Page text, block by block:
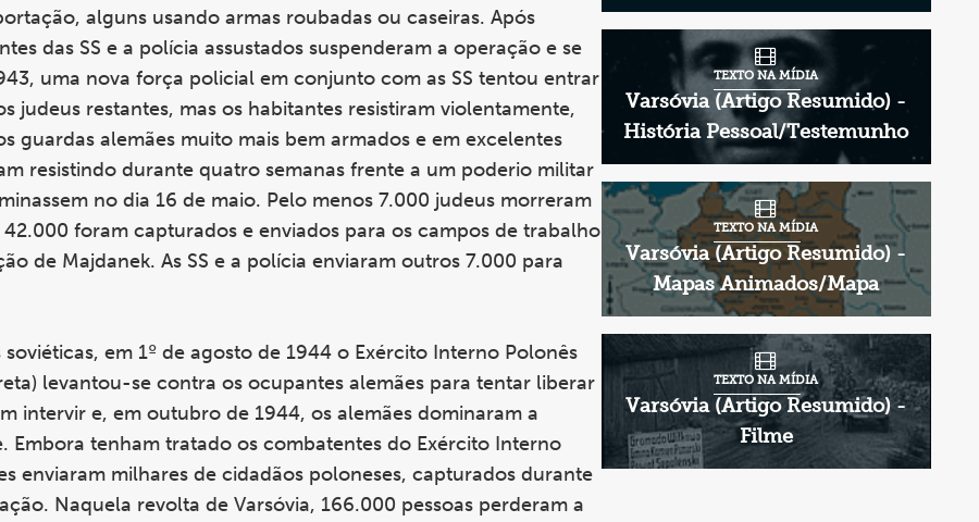
alguns usando armas roubadas ou caseiras. Após
das SS e a polícia assustados suspenderam a operação e se
uma nova força policial em conjunto com as SS tentou entrar
judeus restantes, mas os habitantes resistiram violentamente,
guardas alemães muito mais bem armados e em excelentes
resistindo durante quatro semanas frente a um poderio militar
no dia 16 de maio. Pelo menos 7.000 judeus morreram
foram capturados e enviados para os campos de trabalho
de Majdanek. As SS e a polícia enviaram outros 7.000 para
em 1º de agosto de 1944 o Exército Interno Polonês
levantou-se contra os ocupantes alemães para tentar liberar
intervir e, em outubro de 1944, os alemães dominaram a
Embora tenham tratado os combatentes do Exército Interno
enviaram milhares de cidadãos poloneses, capturados durante
Naquela revolta de Varsóvia, 166.000 pessoas perderam a
Varsóvia (Artigo Resumido) -
História Pessoal/Testemunho
TEXTO NA MÍDIA
Varsóvia (Artigo Resumido) -
Mapas Animados/Mapa
TEXTO NA MÍDIA
Varsóvia (Artigo Resumido) -
Filme
TEXTO NA MÍDIA